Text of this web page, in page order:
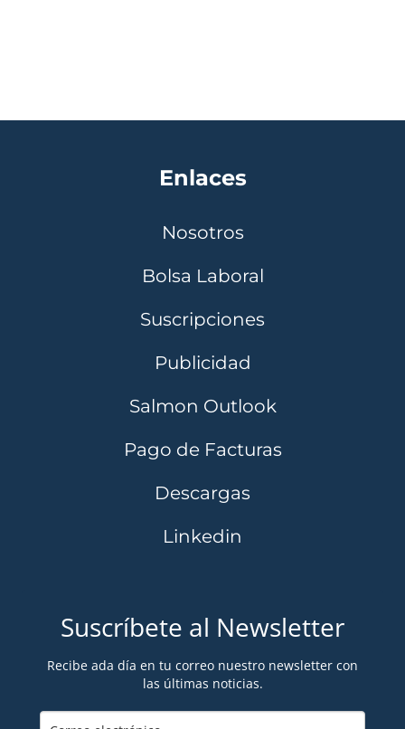
Enlaces
Nosotros
Bolsa Laboral
Suscripciones
Publicidad
Salmon Outlook
Pago de Facturas
Descargas
Linkedin
Suscríbete al Newsletter
Recibe ada día en tu correo nuestro newsletter con
las últimas noticias.